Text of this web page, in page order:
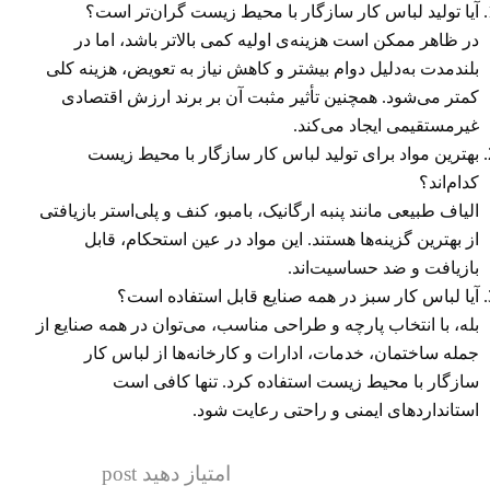
آیا تولید لباس کار سازگار با محیط زیست گران‌تر است؟
در ظاهر ممکن است هزینه‌ی اولیه کمی بالاتر باشد، اما در
بلندمدت به‌دلیل دوام بیشتر و کاهش نیاز به تعویض، هزینه کلی
کمتر می‌شود. همچنین تأثیر مثبت آن بر برند ارزش اقتصادی
غیرمستقیمی ایجاد می‌کند.
بهترین مواد برای تولید لباس کار سازگار با محیط زیست
کدام‌اند؟
الیاف طبیعی مانند پنبه ارگانیک، بامبو، کنف و پلی‌استر بازیافتی
از بهترین گزینه‌ها هستند. این مواد در عین استحکام، قابل
بازیافت و ضد حساسیت‌اند.
آیا لباس کار سبز در همه صنایع قابل استفاده است؟
بله، با انتخاب پارچه و طراحی مناسب، می‌توان در همه صنایع از
جمله ساختمان، خدمات، ادارات و کارخانه‌ها از لباس کار
سازگار با محیط زیست استفاده کرد. تنها کافی است
استانداردهای ایمنی و راحتی رعایت شود.
امتیاز دهید post